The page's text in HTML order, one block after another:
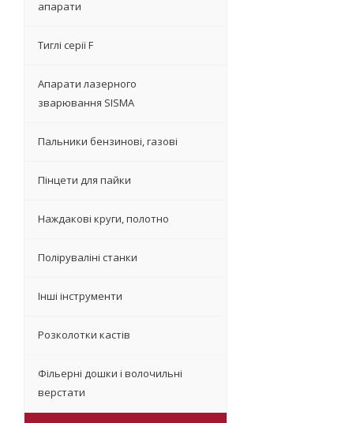
апарати
Тиглі серії F
Апарати лазерного
зварювання SISMA
Пальники бензинові, газові
Пінцети для пайки
Наждакові круги, полотно
Поліруваліні станки
Інші інструменти
Розколотки кастів
Фільерні дошки і волочильні
верстати